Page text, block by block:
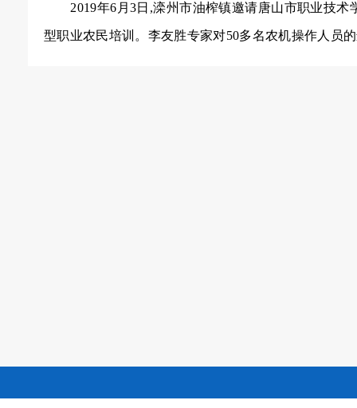
2019年6 月3日 ,滦州市油榨镇邀请唐山市职业技术
型职业农民培训。李友胜专家对50多名农机操作人员